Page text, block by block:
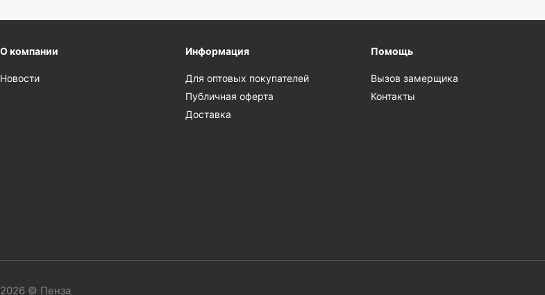
О компании
Новости
Информация
Для оптовых покупателей
Публичная оферта
Доставка
Помощь
Вызов замерщика
Контакты
2026 © Пенза